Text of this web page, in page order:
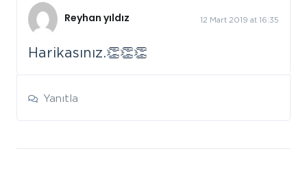
Reyhan yıldız 12 Mart 2019 at 16:35
Harikasınız.👏👏👏
Yanıtla